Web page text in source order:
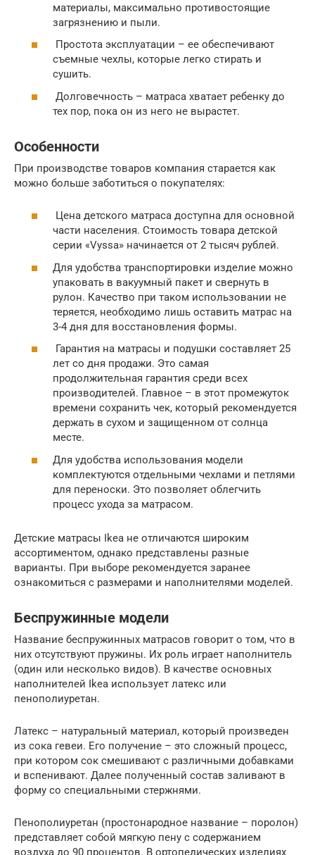
материалы, максимально противостоящие
загрязнению и пыли.
Простота эксплуатации – ее обеспечивают
съемные чехлы, которые легко стирать и
сушить.
Долговечность – матраса хватает ребенку до
тех пор, пока он из него не вырастет.
Особенности
При производстве товаров компания старается как
можно больше заботиться о покупателях:
Цена детского матраса доступна для основной
части населения. Стоимость товара детской
серии «Vyssa» начинается от 2 тысяч рублей.
Для удобства транспортировки изделие можно
упаковать в вакуумный пакет и свернуть в
рулон. Качество при таком использовании не
теряется, необходимо лишь оставить матрас на
3-4 дня для восстановления формы.
Гарантия на матрасы и подушки составляет 25
лет со дня продажи. Это самая
продолжительная гарантия среди всех
производителей. Главное – в этот промежуток
времени сохранить чек, который рекомендуется
держать в сухом и защищенном от солнца
месте.
Для удобства использования модели
комплектуются отдельными чехлами и петлями
для переноски. Это позволяет облегчить
процесс ухода за матрасом.
Детские матрасы Ikea не отличаются широким
ассортиментом, однако представлены разные
варианты. При выборе рекомендуется заранее
ознакомиться с размерами и наполнителями моделей.
Беспружинные модели
Название беспружинных матрасов говорит о том, что в
них отсутствуют пружины. Их роль играет наполнитель
(один или несколько видов). В качестве основных
наполнителей Ikea использует латекс или
пенополиуретан.
Латекс – натуральный материал, который произведен
из сока гевеи. Его получение – это сложный процесс,
при котором сок смешивают с различными добавками
и вспенивают. Далее полученный состав заливают в
форму со специальными стержнями.
Пенополиуретан (простонародное название – поролон)
представляет собой мягкую пену с содержанием
воздуха до 90 процентов. В ортопедических изделиях